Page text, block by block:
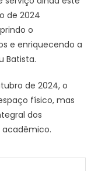
de 2024
o
e enriquecendo a
Batista.
de 2024, o
físico, mas
dos